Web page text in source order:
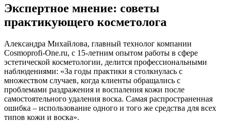
Экспертное мнение: советы
практикующего косметолога
Александра Михайлова, главный технолог компании
Cosmoprofi-One.ru, с 15-летним опытом работы в сфере
эстетической косметологии, делится профессиональными
наблюдениями: «За годы практики я столкнулась с
множеством случаев, когда клиенты обращались с
проблемами раздражения и воспаления кожи после
самостоятельного удаления воска. Самая распространенная
ошибка – использование одного и того же средства для всех
типов кожи и воска».